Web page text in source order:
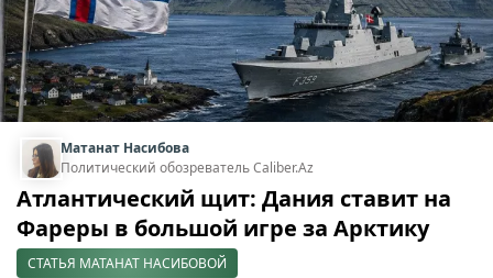
Матанат Насибова
Политический обозреватель Caliber.Az
Атлантический щит: Дания ставит на
Фареры в большой игре за Арктику
СТАТЬЯ МАТАНАТ НАСИБОВОЙ